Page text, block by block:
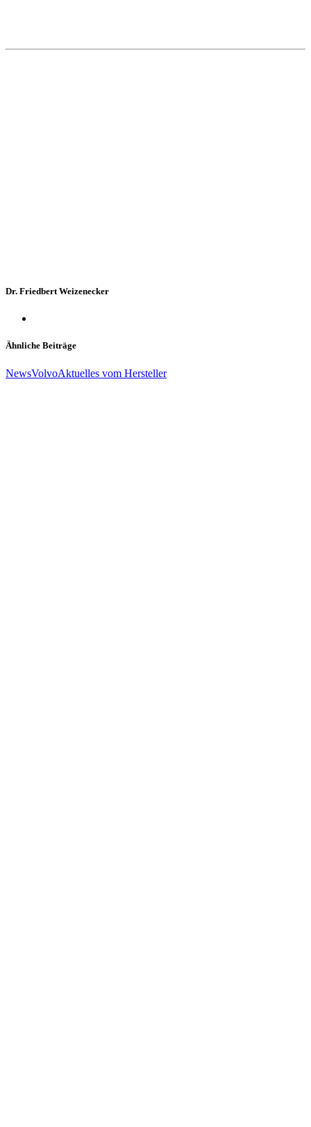
Dr. Friedbert Weizenecker
Ähnliche Beiträge
NewsVolvoAktuelles vom Hersteller